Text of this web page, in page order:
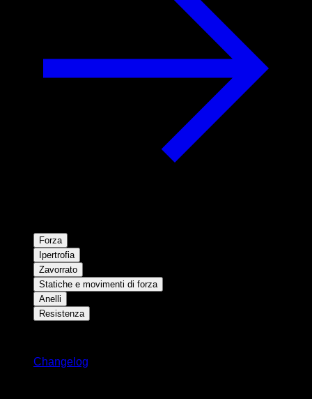
Forza
Ipertrofia
Zavorrato
Statiche e movimenti di forza
Anelli
Resistenza
Changelog